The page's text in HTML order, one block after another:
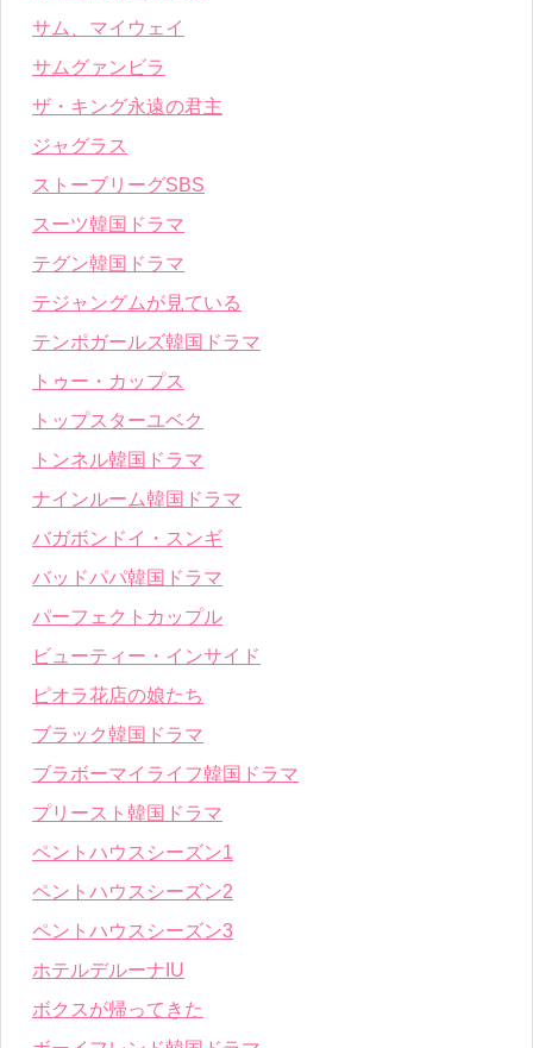
サム、マイウェイ
サムグァンビラ
ザ・キング永遠の君主
ジャグラス
ストーブリーグSBS
スーツ韓国ドラマ
テグン韓国ドラマ
テジャングムが見ている
テンポガールズ韓国ドラマ
トゥー・カップス
トップスターユベク
トンネル韓国ドラマ
ナインルーム韓国ドラマ
バガボンドイ・スンギ
バッドパパ韓国ドラマ
パーフェクトカップル
ビューティー・インサイド
ピオラ花店の娘たち
ブラック韓国ドラマ
ブラボーマイライフ韓国ドラマ
プリースト韓国ドラマ
ペントハウスシーズン1
ペントハウスシーズン2
ペントハウスシーズン3
ホテルデルーナIU
ボクスが帰ってきた